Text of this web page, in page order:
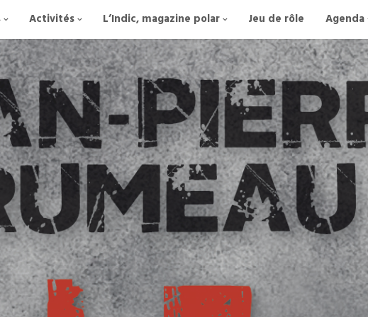
Activités L’Indic, magazine polar Jeu de rôle Agenda